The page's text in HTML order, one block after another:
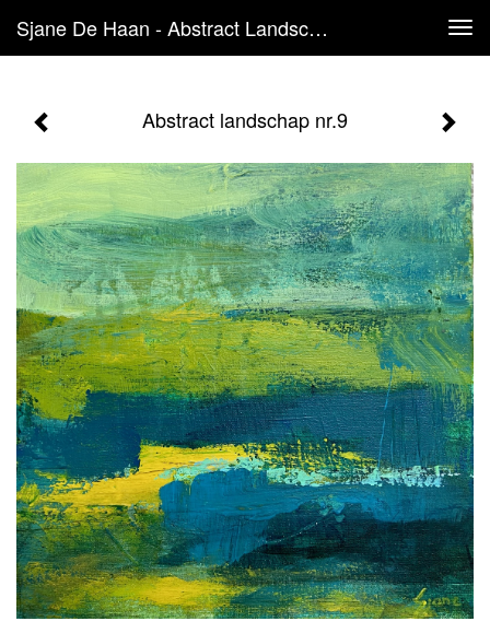
Sjane De Haan - Abstract Landschap Nr.9
Abstract landschap nr.9